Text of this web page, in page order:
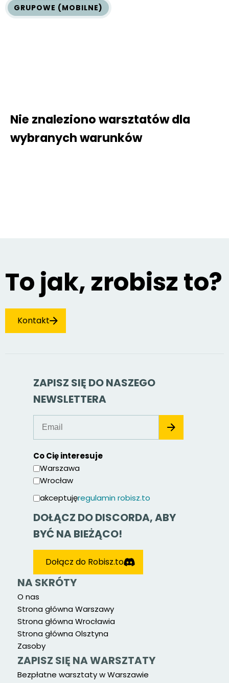
GRUPOWE (MOBILNE)
Nie znaleziono warsztatów dla
wybranych warunków
To jak, zrobisz to?
Kontakt
ZAPISZ SIĘ DO NASZEGO
NEWSLETTERA
Co Cię interesuje
Warszawa
Wrocław
akceptujęregulamin robisz.to
DOŁĄCZ DO DISCORDA, ABY
BYĆ NA BIEŻĄCO!
Dołącz do Robisz.to
NA SKRÓTY
O nas
Strona główna Warszawy
Strona główna Wrocławia
Strona główna Olsztyna
Zasoby
ZAPISZ SIĘ NA WARSZTATY
Bezpłatne warsztaty w Warszawie